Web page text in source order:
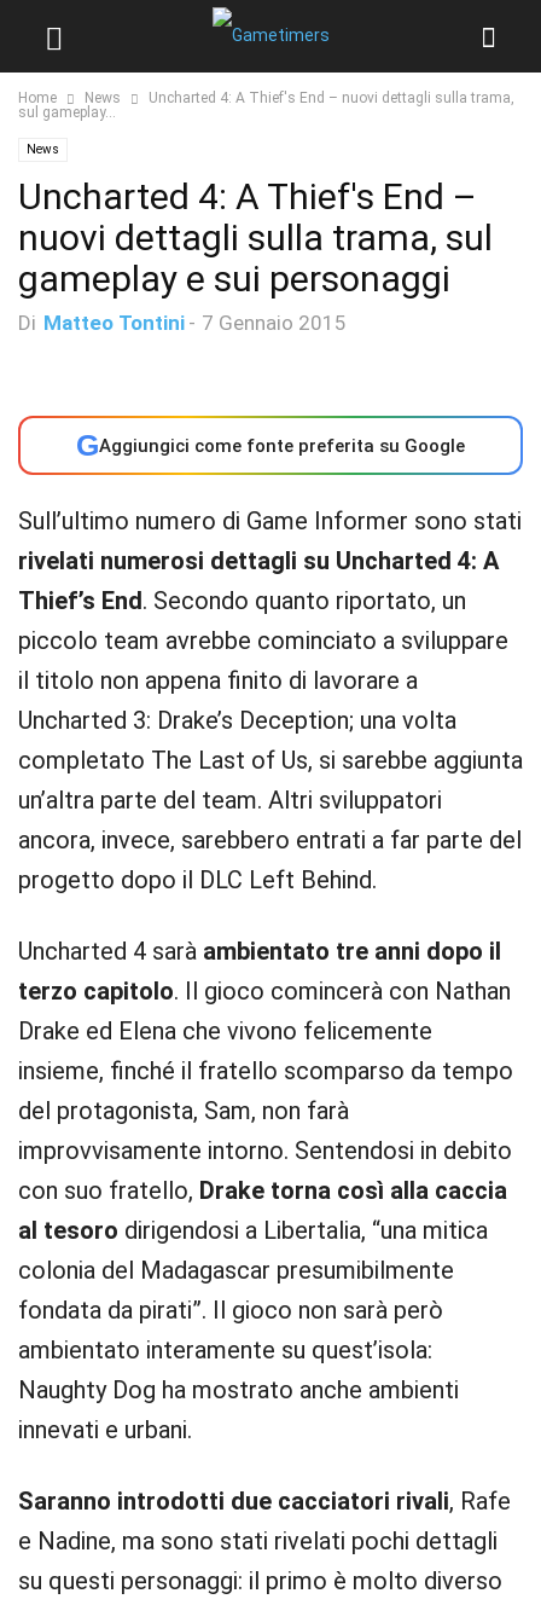
Home News
Uncharted 4: A Thief's End – nuovi dettagli sulla trama,
sul gameplay...
News
Uncharted 4: A Thief's End –
nuovi dettagli sulla trama, sul
gameplay e sui personaggi
Di Matteo Tontini - 7 Gennaio 2015
GAggiungici come fonte preferita su Google
Sull’ultimo numero di Game Informer sono stati
rivelati numerosi dettagli su Uncharted 4: A
Thief’s End. Secondo quanto riportato, un
piccolo team avrebbe cominciato a sviluppare
il titolo non appena finito di lavorare a
Uncharted 3: Drake’s Deception; una volta
completato The Last of Us, si sarebbe aggiunta
un’altra parte del team. Altri sviluppatori
ancora, invece, sarebbero entrati a far parte del
progetto dopo il DLC Left Behind.
Uncharted 4 sarà ambientato tre anni dopo il
terzo capitolo. Il gioco comincerà con Nathan
Drake ed Elena che vivono felicemente
insieme, finché il fratello scomparso da tempo
del protagonista, Sam, non farà
improvvisamente intorno. Sentendosi in debito
con suo fratello, Drake torna così alla caccia
al tesoro dirigendosi a Libertalia, “una mitica
colonia del Madagascar presumibilmente
fondata da pirati”. Il gioco non sarà però
ambientato interamente su quest’isola:
Naughty Dog ha mostrato anche ambienti
innevati e urbani.
Saranno introdotti due cacciatori rivali, Rafe
e Nadine, ma sono stati rivelati pochi dettagli
su questi personaggi: il primo è molto diverso